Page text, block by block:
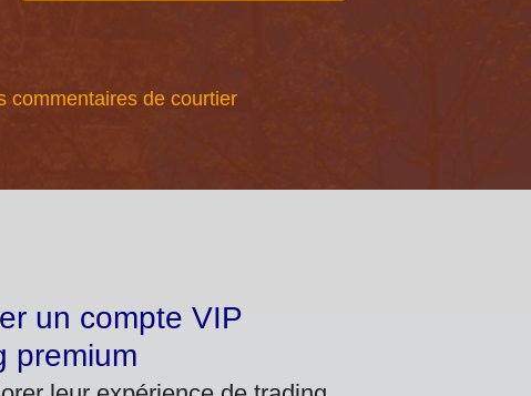
commentaires de courtier
un compte VIP
premium